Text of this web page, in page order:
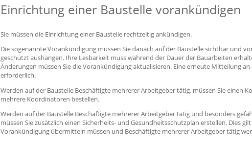
Einrichtung einer Baustelle vorankündigen
Sie müssen die Einrichtung einer Baustelle rechtzeitig ankündigen.
Die sogenannte Vorankündigung müssen Sie danach auf der Baustelle sichtbar und
geschützt aushängen. Ihre Lesbarkeit muss während der Dauer der Bauarbeiten
Änderungen müssen Sie die Vorankündigung aktualisieren. Eine erneute Mitteilung
erforderlich.
Werden auf der Baustelle Beschäftigte mehrerer Arbeitgeber tätig, müssen Sie einen
mehrere Koordinatoren bestellen.
Werden auf der Baustelle Beschäftigte mehrerer Arbeitgeber tätig und besonders
müssen Sie zusätzlich einen Sicherheits- und Gesundheitsschutzplan erstellen. Dies
Vorankündigung übermitteln müssen und Beschäftigte mehrerer Arbeitgeber tätig